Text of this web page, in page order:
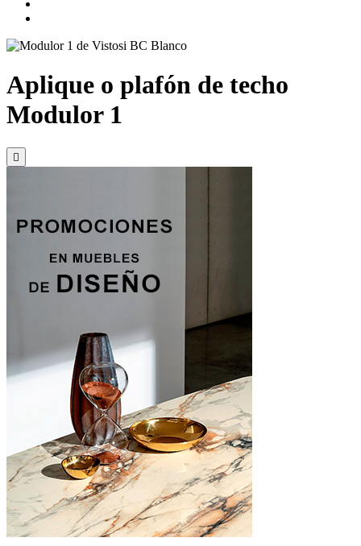
Aplique o plafón de techo
Modulor 1
